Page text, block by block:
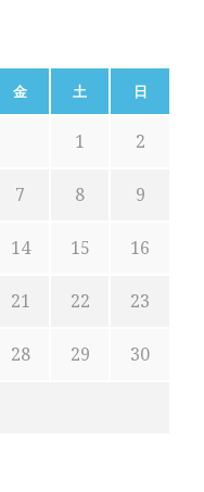
金 土 日
1 2
7 8 9
14 15 16
21 22 23
28 29 30